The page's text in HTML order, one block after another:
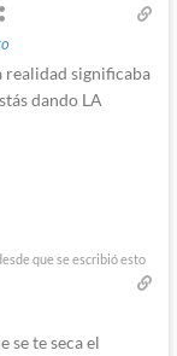
realidad significaba
dando LA
que se escribió esto
se te seca el